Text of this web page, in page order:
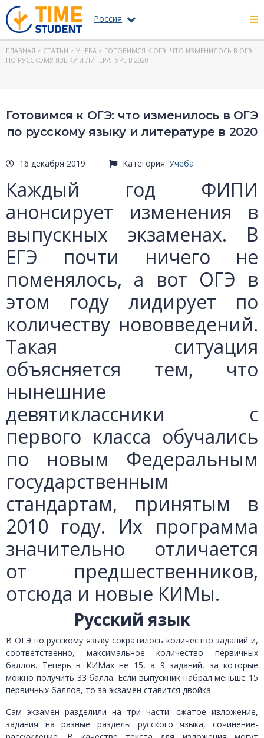
Россия
ГЛАВНАЯ > СТАТЬИ > УЧЕБА > ГОТОВИМСЯ К ОГЭ: ЧТО ИЗМЕНИЛОСЬ В ОГЭ
ПО РУССКОМУ ЯЗЫКУ И ЛИТЕРАТУРЕ В 2020
Готовимся к ОГЭ: что изменилось в ОГЭ
по русскому языку и литературе в 2020
16 декабря 2019 Категория: Учеба
Каждый год ФИПИ
анонсирует изменения в
выпускных экзаменах. В
ЕГЭ почти ничего не
поменялось, а вот ОГЭ в
этом году лидирует по
количеству нововведений.
Такая ситуация
объясняется тем, что
нынешние
девятиклассники с
первого класса обучались
по новым Федеральным
государственным
стандартам, принятым в
2010 году. Их программа
значительно отличается
от предшественников,
отсюда и новые КИМы.
Русский язык
В ОГЭ по русскому языку сократилось количество заданий и,
соответственно, максимальное количество первичных
баллов. Теперь в КИМах не 15, а 9 заданий, за которые
можно получить 33 балла. Если выпускник набрал меньше 15
первичных баллов, то за экзамен ставится двойка.
Сам экзамен разделили на три части: сжатое изложение,
задания на разные разделы русского языка, сочинение-